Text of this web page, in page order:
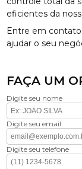
eficientes da
Entre em
ajudar o seu
FAÇA UM
Digite seu nome
Digite seu email
Digite seu telefone